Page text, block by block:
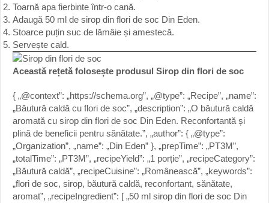
Toarnă apa fierbinte într-o cană.
Adaugă 50 ml de sirop din flori de soc Din Eden.
Stoarce puțin suc de lămâie și amestecă.
Servește cald.
Această rețetă folosește produsul Sirop din flori de soc
{ „@context”: „https://schema.org”, „@type”: „Recipe”, „name”:
„Băutură caldă cu flori de soc”, „description”: „O băutură caldă
aromată cu sirop din flori de soc Din Eden. Reconfortantă și
plină de beneficii pentru sănătate.”, „author”: { „@type”:
„Organization”, „name”: „Din Eden” }, „prepTime”: „PT3M”,
„totalTime”: „PT3M”, „recipeYield”: „1 porție”, „recipeCategory”:
„Băutură caldă”, „recipeCuisine”: „Românească”, „keywords”:
„flori de soc, sirop, băutură caldă, reconfortant, sănătate,
aromat”, „recipeIngredient”: [ „50 ml sirop din flori de soc Din